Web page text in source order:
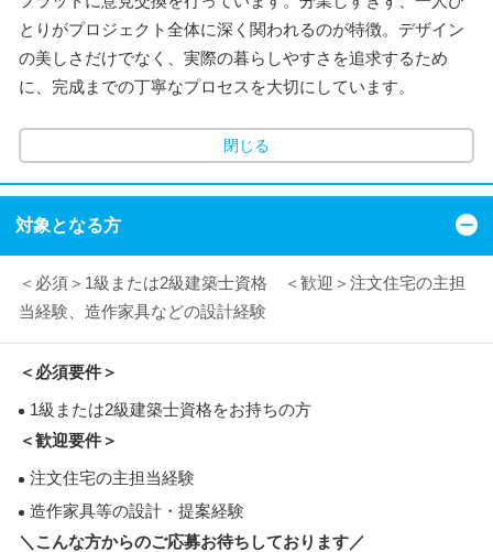
とりがプロジェクト全体に深く関われるのが特徴。デザイン
の美しさだけでなく、実際の暮らしやすさを追求するため
に、完成までの丁寧なプロセスを大切にしています。
閉じる
対象となる方
＜必須＞1級または2級建築士資格 ＜歓迎＞注文住宅の主担
当経験、造作家具などの設計経験
＜必須要件＞
1級または2級建築士資格をお持ちの方
＜歓迎要件＞
注文住宅の主担当経験
造作家具等の設計・提案経験
＼こんな方からのご応募お待ちしております／